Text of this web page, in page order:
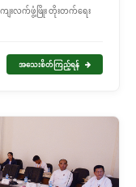
ျေးလက်ဖွံ့ဖြိုး တိုးတက်ရေး
အသေးစိတ်ကြည့်ရန်